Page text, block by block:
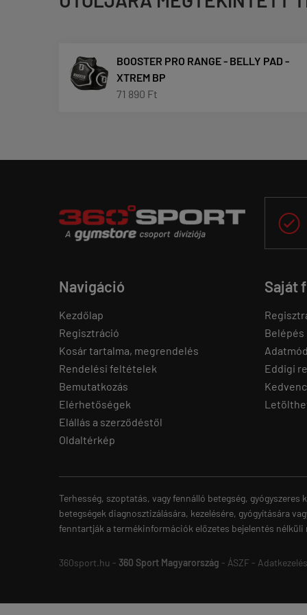
BOOSTER PRO RANGE - BELLY PAD -
XTREM BP
71 890 Ft

Navigáció
Kezdőlap
Regisztráció
Kosár tartalma, megrendelés
Rendelési feltételek
Bemutatkozás
Elérhetőségek
Elállás a szerződéstől
Oldaltérkép
Saját
Belépés
Eddigi
Terhesség, szoptatás, vagy fennálló betegség,
betegségek diagnosztizálására, kezelésére, gyógyítására
fenntartják a termékinformációk előzetes bejelentés nélküli
360sport.hu - 360 Sport Magyarország - ÁSZF -